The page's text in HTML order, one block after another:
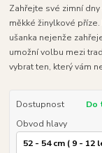
Zahřejte své zimní
měkké žinylkové
ušanka nejenže
umožní volbu mezi
vybrat ten, který vám
Dostupnost
Do
Obvod hlavy